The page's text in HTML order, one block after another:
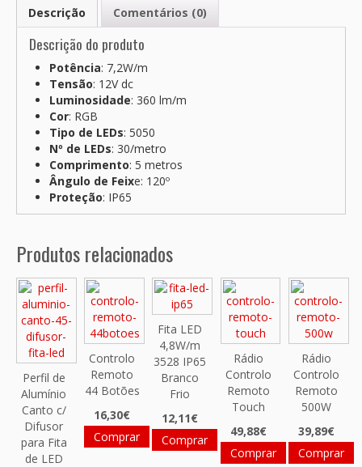
Descrição Comentários (0)
Descrição do produto
Potência: 7,2W/m
Tensão: 12V dc
Luminosidade: 360 lm/m
Cor: RGB
Tipo de LEDs: 5050
Nº de LEDs: 30/metro
Comprimento: 5 metros
Ângulo de Feixe: 120º
Proteção: IP65
Produtos relacionados
Perfil de
Alumínio
Canto c/
Difusor
para Fita
de LED
Controlo
Remoto
44 Botões
16,30€
Comprar
Fita LED
4,8W/m
3528 IP65
Branco
Frio
12,11€
Comprar
Rádio
Controlo
Remoto
Touch
49,88€
Comprar
Rádio
Controlo
Remoto
500W
39,89€
Comprar